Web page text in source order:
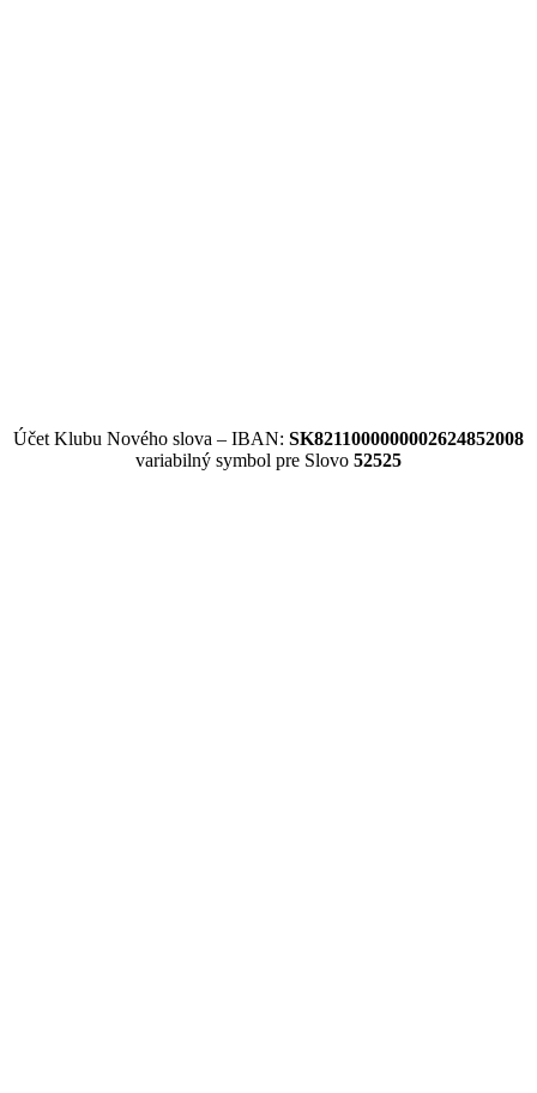
Účet Klubu Nového slova – IBAN: SK8211000000002624852008
variabilný symbol pre Slovo 52525